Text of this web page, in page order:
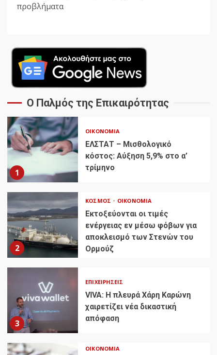
προβλήματα
Ο Παλμός της Επικαιρότητας
1
ΟΙΚΟΝΟΜΊΑ
ΕΛΣΤΑΤ – Μισθολογικό
κόστος: Αύξηση 5,9% στο α’
τρίμηνο
2
ΚΌΣΜΟΣ ΟΙΚΟΝΟΜΊΑ
Εκτοξεύονται οι τιμές
ενέργειας εν μέσω φόβων για
αποκλεισμό των Στενών του
Ορμούζ
3
ΕΠΙΧΕΙΡΉΣΕΙΣ
VIVA: Η πλευρά Χάρη Καρώνη
χαιρετίζει νέα δικαστική
απόφαση
ΟΙΚΟΝΟΜΊΑ